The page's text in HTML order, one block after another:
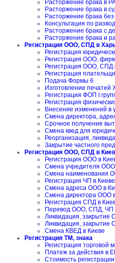
Расторжение брака в
Расторжение брака в
Расторжение брака
Консультация по
Расторжение брака с
Расторжение брака и
Регистрация ООО, СПД в
Регистрация
Регистрация ООО,
Регистрация ООО, СПД
Регистрация
Подача Формы 6
Изготовление печатей
Регистрация ФОП I
Регистрация
Внесение изменений в
Смена директора,
Срочное получение
Смена квед для
Реорганизация,
Закрытие частного
Регистрация ООО, СПД в
Регистрация ООО в
Смена учредителя ООО
Смена наименования
Регистрация ЧП в Киеве
Смена адреса ООО в
Смена директора ООО
Регистрация СПД в
Перевод ООО, СПД, ЧП
Ликвидация, закрытие
Ликвидация, закрытие
Смена КВЕД в Киеве
Регистрация ТМ, знака
Регистрация торговой
Платеж за действия в
Стоимость